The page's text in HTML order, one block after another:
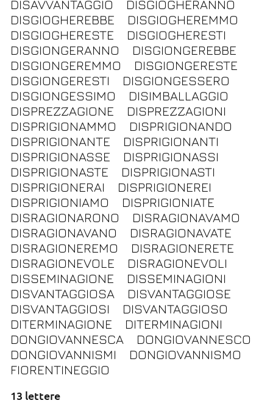
DISAVVANTAGGIO
DISGIOGHERANNO
DISGIOGHEREBBE
DISGIOGHEREMMO
DISGIOGHERESTE
DISGIOGHERESTI
DISGIONGERANNO
DISGIONGEREBBE
DISGIONGEREMMO
DISGIONGERESTE
DISGIONGERESTI
DISGIONGESSERO
DISGIONGESSIMO
DISIMBALLAGGIO
DISPREZZAGIONE
DISPREZZAGIONI
DISPRIGIONAMMO
DISPRIGIONANDO
DISPRIGIONANTE
DISPRIGIONANTI
DISPRIGIONASSE
DISPRIGIONASSI
DISPRIGIONASTE
DISPRIGIONASTI
DISPRIGIONERAI
DISPRIGIONEREI
DISPRIGIONIAMO
DISPRIGIONIATE
DISRAGIONARONO
DISRAGIONAVAMO
DISRAGIONAVANO
DISRAGIONAVATE
DISRAGIONEREMO
DISRAGIONERETE
DISRAGIONEVOLE
DISRAGIONEVOLI
DISSEMINAGIONE
DISSEMINAGIONI
DISVANTAGGIOSA
DISVANTAGGIOSE
DISVANTAGGIOSI
DISVANTAGGIOSO
DITERMINAGIONE
DITERMINAGIONI
DONGIOVANNESCA
DONGIOVANNESCO
DONGIOVANNISMI
DONGIOVANNISMO
FIORENTINEGGIO
13 lettere